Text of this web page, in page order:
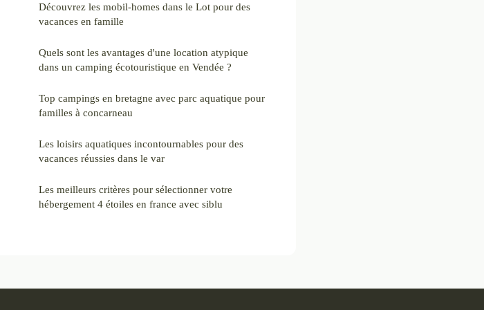
Découvrez les mobil-homes dans le Lot pour des
vacances en famille
Quels sont les avantages d'une location atypique
dans un camping écotouristique en Vendée ?
Top campings en bretagne avec parc aquatique pour
familles à concarneau
Les loisirs aquatiques incontournables pour des
vacances réussies dans le var
Les meilleurs critères pour sélectionner votre
hébergement 4 étoiles en france avec siblu